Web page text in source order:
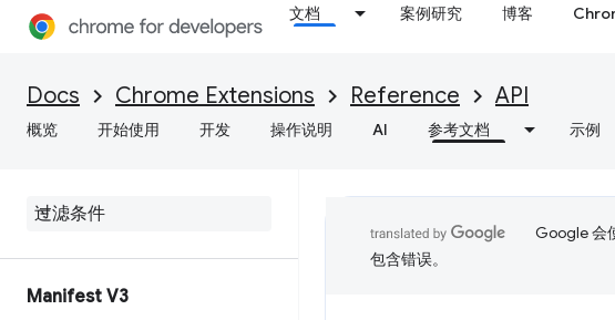
文档 案例研究 博客
Docs Chrome Extensions Reference API
概览 开始使用 开发 操作说明 AI 参考文档 示例
Manifest V3
Google 会
包含错误。